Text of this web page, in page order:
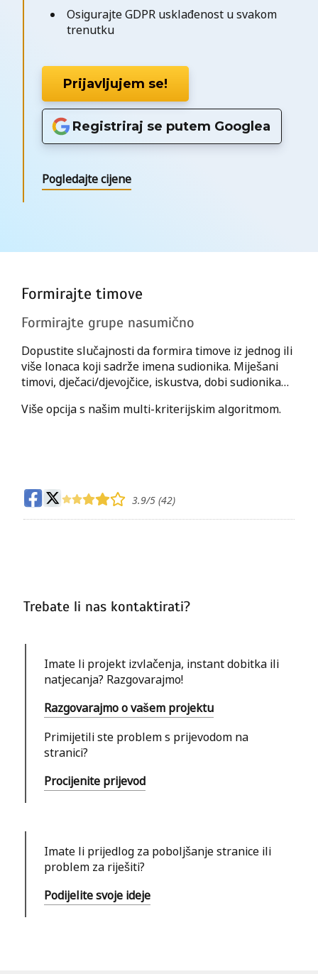
Formirajte timove
Formirajte grupe nasumično
Dopustite slučajnosti da formira timove iz jednog ili
više lonaca koji sadrže imena sudionika. Miješani
timovi, dječaci/djevojčice, iskustva, dobi sudionika…
Više opcija s našim multi-kriterijskim algoritmom.
Osigurajte GDPR usklađenost u svakom
trenutku
Prijavljujem se!
Registriraj se putem Googlea
Pogledajte cijene
3.9/5 (42)
Trebate li nas kontaktirati?
Imate li projekt izvlačenja, instant dobitka ili
natjecanja? Razgovarajmo!
Razgovarajmo o vašem projektu
Primijetili ste problem s prijevodom na
stranici?
Procijenite prijevod
Imate li prijedlog za poboljšanje stranice ili
problem za riješiti?
Podijelite svoje ideje